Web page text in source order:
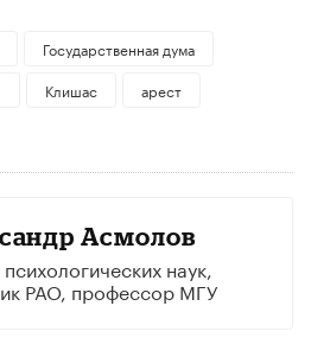
Государственная дума
Клишас арест
Асмолов
наук,
РАО, профессор МГУ